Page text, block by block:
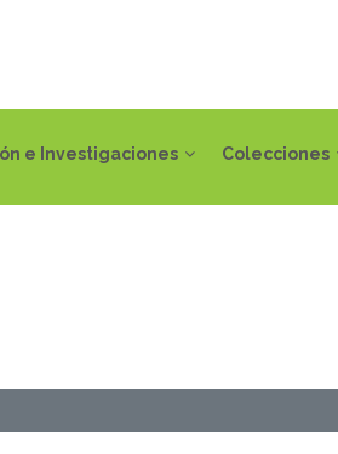
e Investigaciones Colecciones